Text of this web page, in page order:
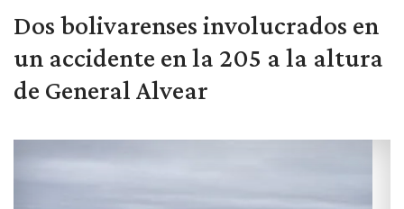
Dos bolivarenses involucrados en
un accidente en la 205 a la altura
de General Alvear